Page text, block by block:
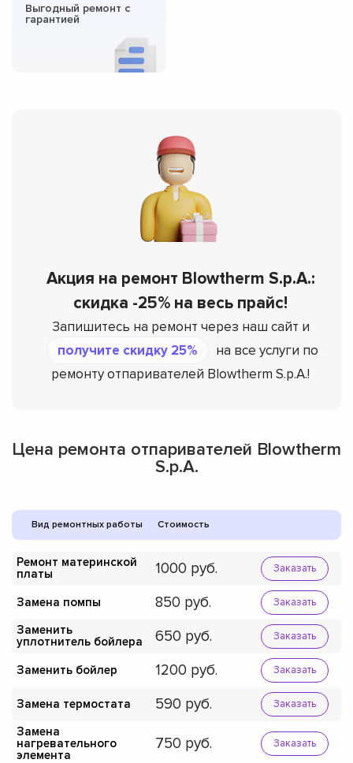
Выгодный ремонт с
гарантией
Акция на ремонт Blowtherm S.p.A.:
скидка -25% на весь прайс!
Запишитесь на ремонт через наш сайт и
получите скидку 25%
на все услуги по
ремонту отпаривателей Blowtherm S.p.A.!
Цена ремонта отпаривателей Blowtherm
S.p.A.
Вид ремонтных работы Стоимость
Ремонт материнской
платы
1000 Заказать
Замена помпы 850 Заказать
Заменить
уплотнитель бойлера
650 Заказать
Заменить бойлер 1200 Заказать
Замена термостата 590 Заказать
Замена
нагревательного
элемента
750 Заказать